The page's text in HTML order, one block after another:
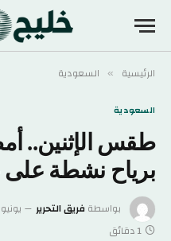
الرئيسية » السعودية
السعودية
طقس الإثنين..
برياح نشطة
بواسطةفريق التحرير يونيو 15, 2026
1 دقائق